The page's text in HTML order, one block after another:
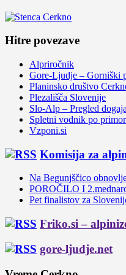
Hitre povezave
Alpriročnik
Gore-Ljudje – Gorniški
Planinsko društvo
Plezališča Slovenije
Slo-Alp – Pregled
Spletni vodnik po
Vzponi.si
Komisija za
Na Begunjščico
POROČILO I
Pet finalistov za
Friko.si –
gore-ljudje.net